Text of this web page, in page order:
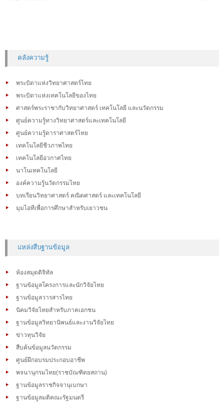
คลังความรู้
พระบิดาแห่งวิทยาศาสตร์ไทย
พระบิดาแห่งเทคโนโลยีของไทย
ศาสตร์พระราชากับวิทยาศาสตร์ เทคโนโลยี และนวัตกรรม
ศูนย์ความรู้ทางวิทยาศาสตร์และเทคโนโลยี
ศูนย์ความรู้ดาราศาสตร์ไทย
เทคโนโลยีชีวภาพไทย
เทคโนโลยีอวกาศไทย
นาโนเทคโนโลยี
องค์ความรู้นวัตกรรมไทย
บทเรียนวิทยาศาสตร์ คณิตศาสตร์ และเทคโนโลยี
มุมไอทีเพื่อการศึกษาสำหรับเยาวชน
แหล่งสืบฐานข้อมูล
ห้องสมุดดิจิทัล
ฐานข้อมูลโครงการและนักวิจัยไทย
ฐานข้อมูลวารสารไทย
นิคมวิจัยไทยสำหรับภาคเอกชน
ฐานข้อมูลวิทยานิพนธ์และงานวิจัยไทย
ข่าวทุนวิจัย
สืบค้นข้อมูลนวัตกรรม
ศูนย์ฝึกอบรมประกอบอาชีพ
พจนานุกรมไทย(ราชบัณฑิตยสถาน)
ฐานข้อมูลราชกิจจานุเบกษา
ฐานข้อมูลมติคณะรัฐมนตรี